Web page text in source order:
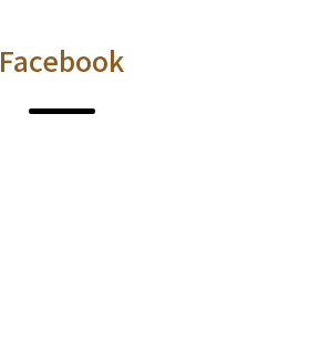
Facebook